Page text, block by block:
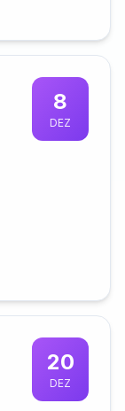
8
DEZ
20
DEZ